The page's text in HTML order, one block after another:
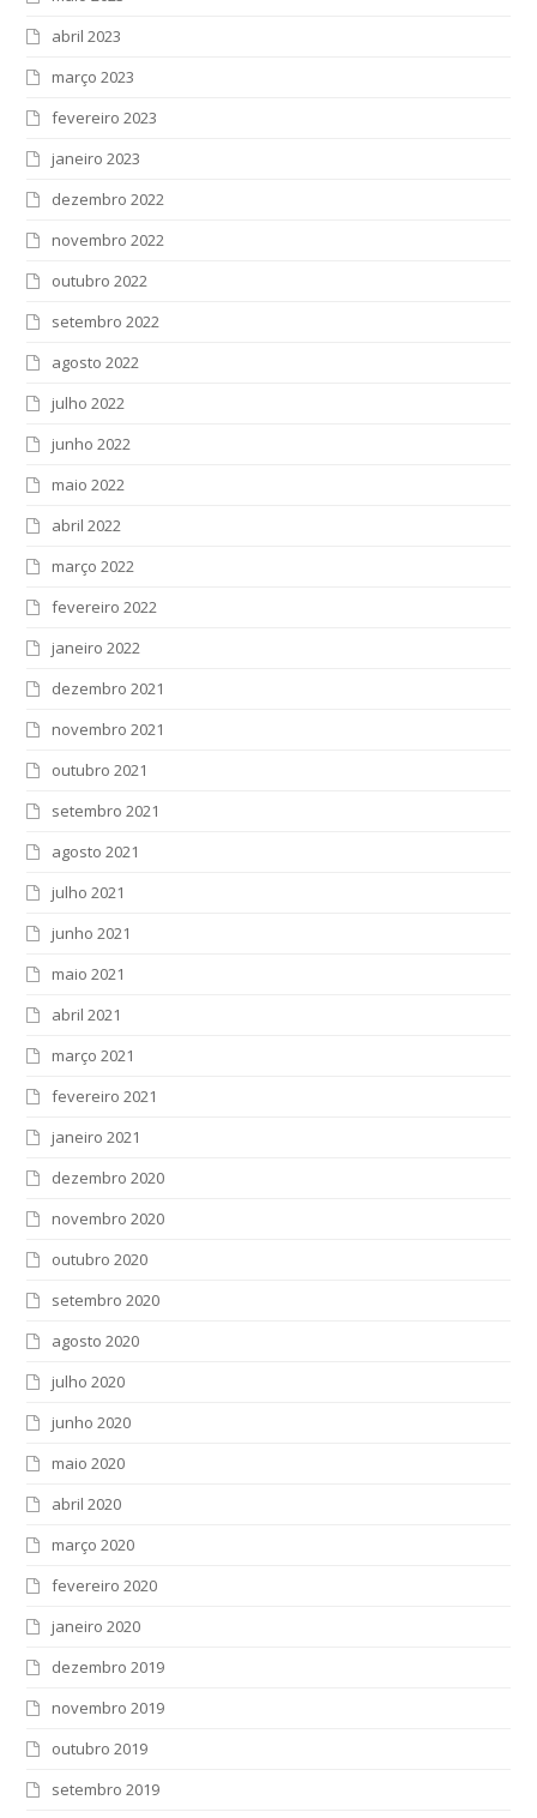
abril 2023
março 2023
fevereiro 2023
janeiro 2023
dezembro 2022
novembro 2022
outubro 2022
setembro 2022
agosto 2022
julho 2022
junho 2022
maio 2022
abril 2022
março 2022
fevereiro 2022
janeiro 2022
dezembro 2021
novembro 2021
outubro 2021
setembro 2021
agosto 2021
julho 2021
junho 2021
maio 2021
abril 2021
março 2021
fevereiro 2021
janeiro 2021
dezembro 2020
novembro 2020
outubro 2020
setembro 2020
agosto 2020
julho 2020
junho 2020
maio 2020
abril 2020
março 2020
fevereiro 2020
janeiro 2020
dezembro 2019
novembro 2019
outubro 2019
setembro 2019